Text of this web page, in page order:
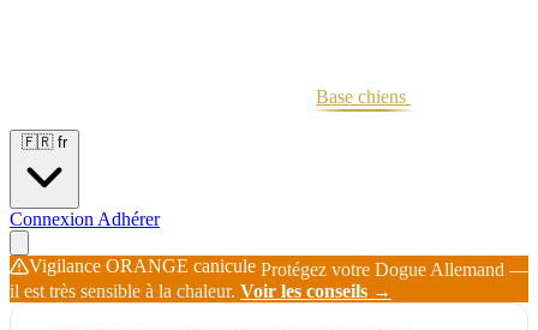
Base chiens
🇫🇷 fr
Connexion Adhérer
Vigilance ORANGE canicule Protégez votre Dogue Allemand —
il est très sensible à la chaleur. Voir les conseils →